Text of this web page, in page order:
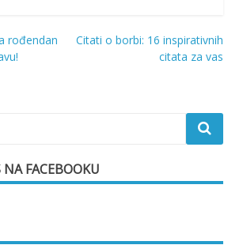
rođendan
Citati o borbi: 16 inspirativnih
citata za vas
FACEBOOKU